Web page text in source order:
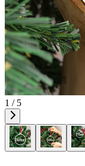
1 / 5